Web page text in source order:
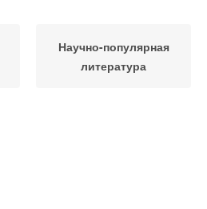
Научно-популярная
литература